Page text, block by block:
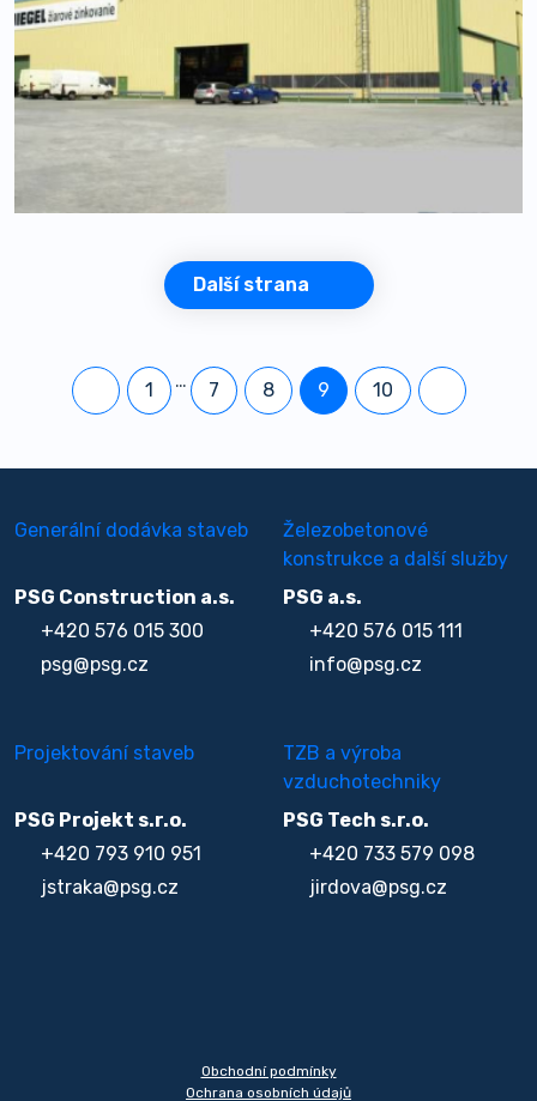
Další strana
1 … 7 8 9 10
Generální dodávka staveb
PSG Construction a.s.
+420 576 015 300
psg@psg.cz
Železobetonové
konstrukce a další služby
PSG a.s.
+420 576 015 111
info@psg.cz
Projektování staveb
PSG Projekt s.r.o.
+420 793 910 951
jstraka@psg.cz
TZB a výroba
vzduchotechniky
PSG Tech s.r.o.
+420 733 579 098
jirdova@psg.cz
Obchodní podmínky
Ochrana osobních údajů